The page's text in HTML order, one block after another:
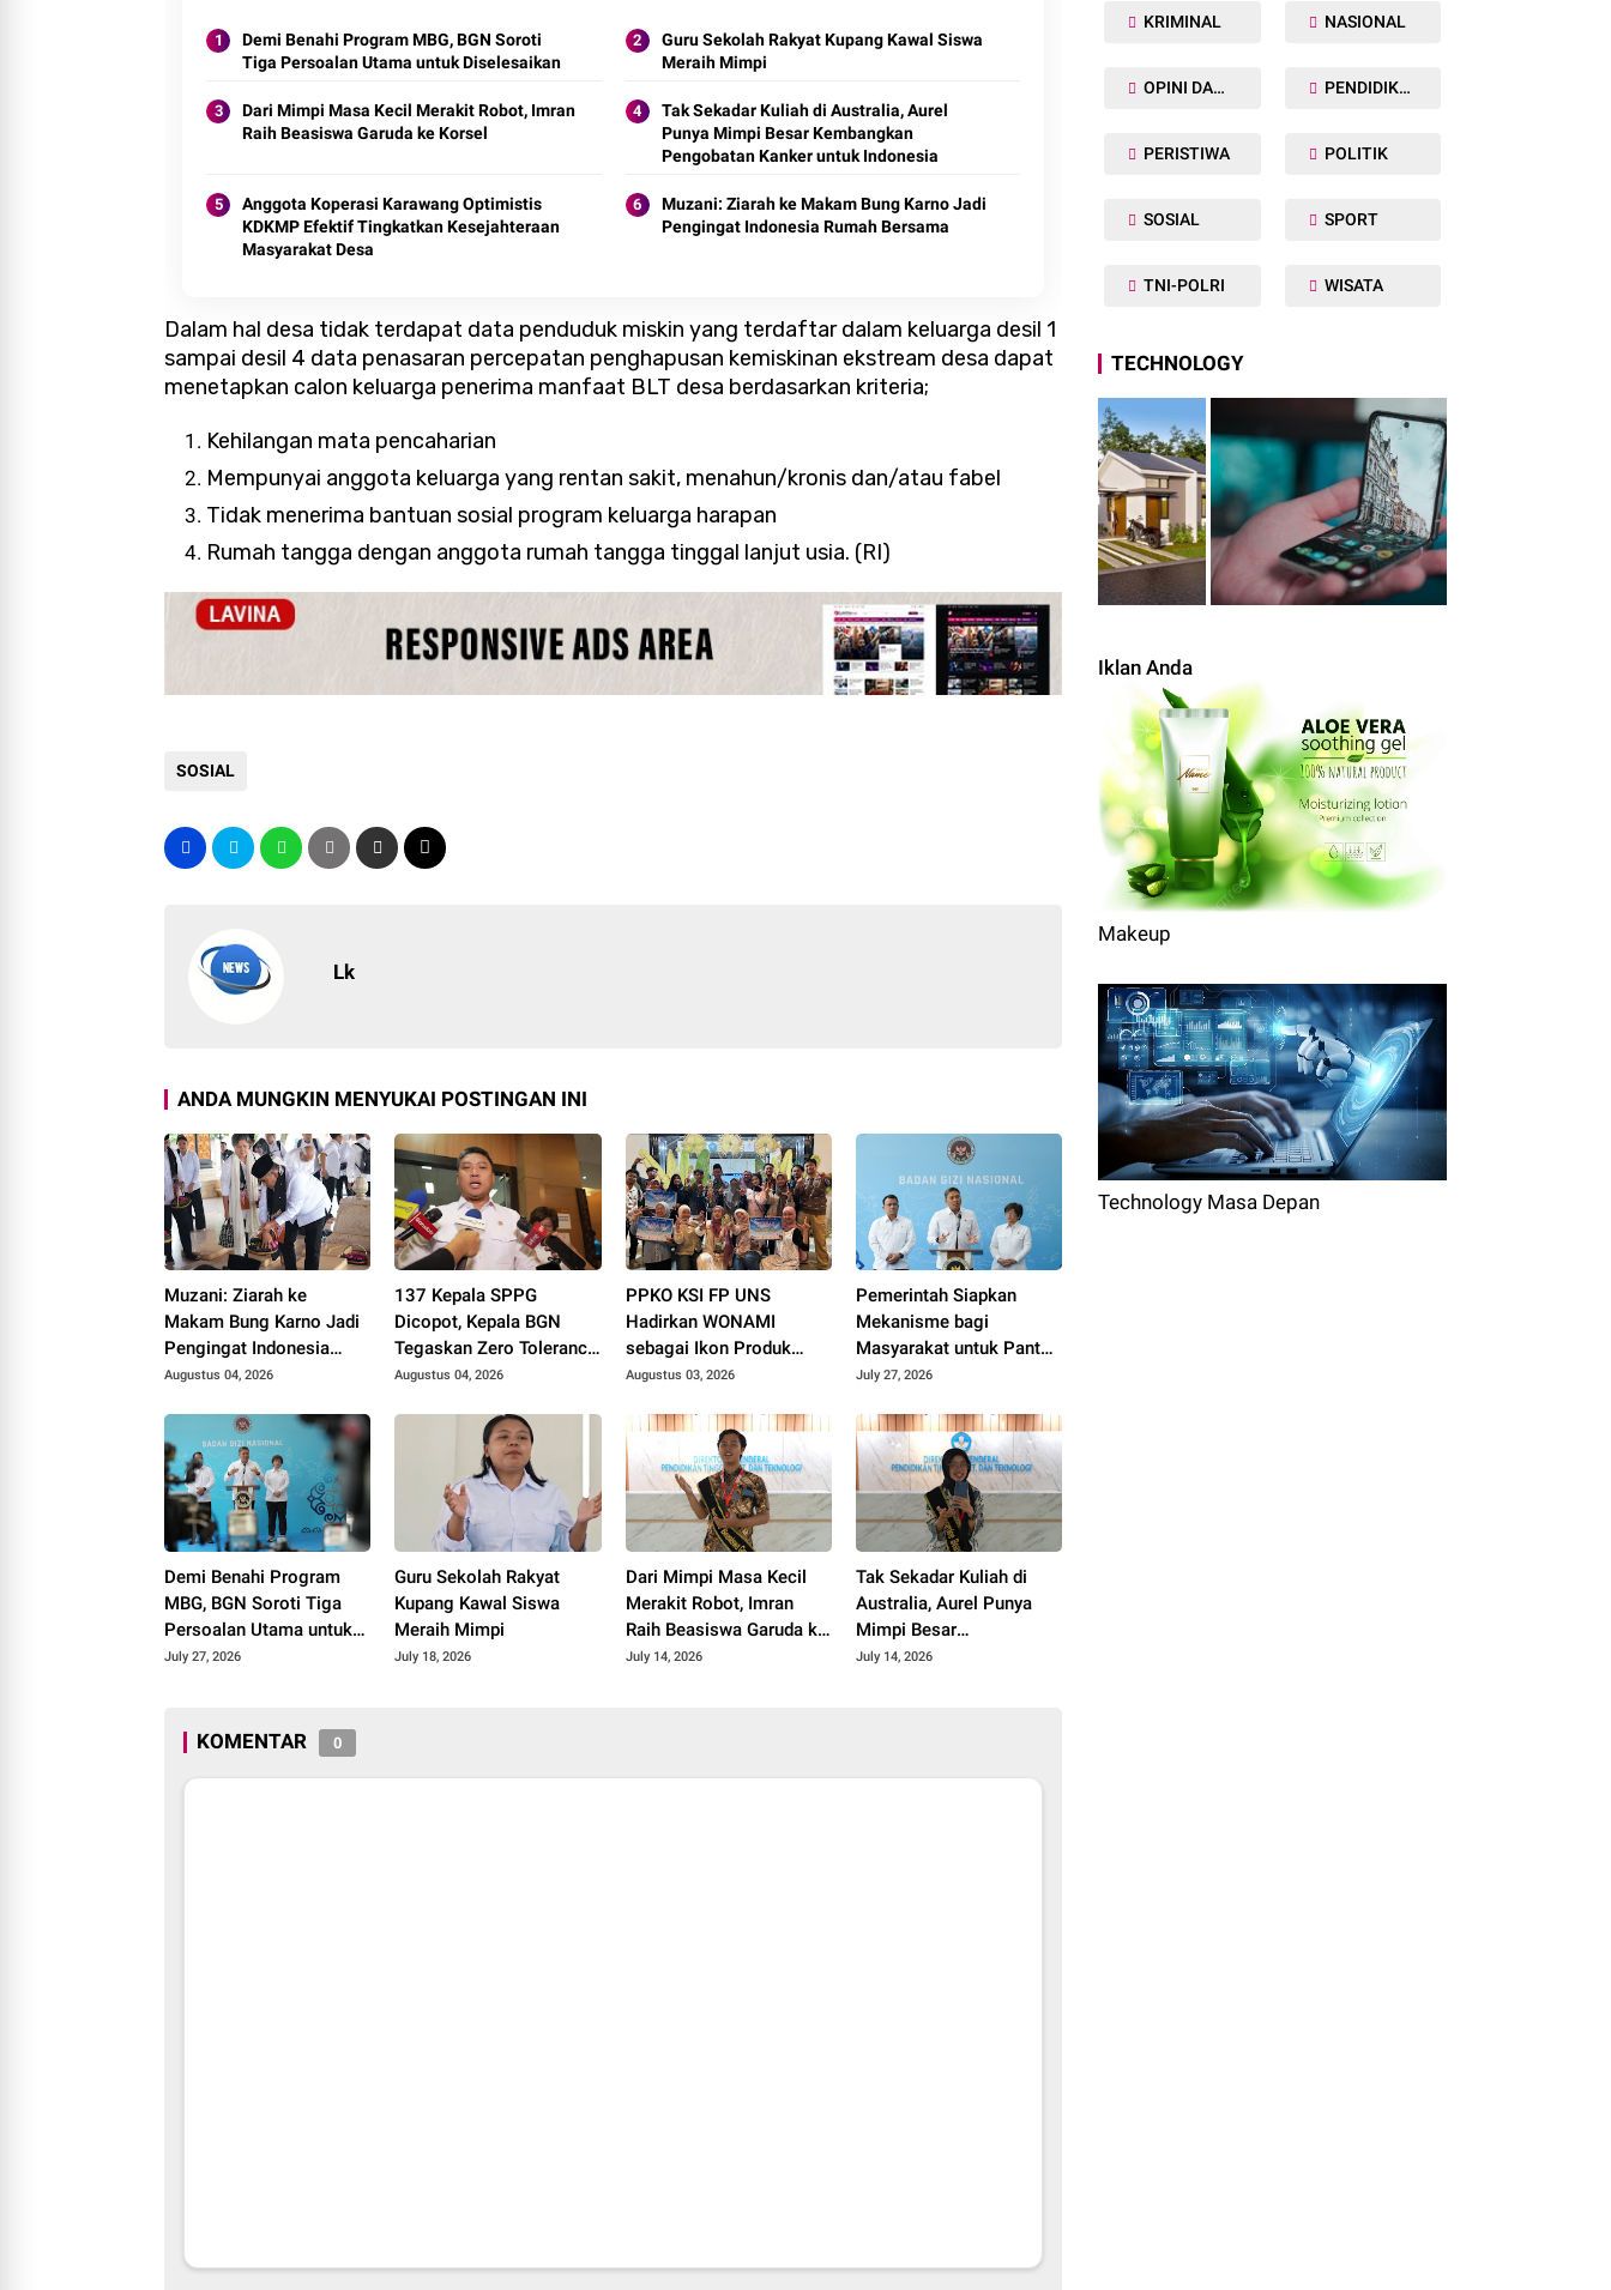
Demi Benahi Program MBG, BGN Soroti
Tiga Persoalan Utama untuk Diselesaikan
Guru Sekolah Rakyat Kupang Kawal Siswa
Meraih Mimpi
Dari Mimpi Masa Kecil Merakit Robot, Imran
Raih Beasiswa Garuda ke Korsel
Tak Sekadar Kuliah di Australia, Aurel
Punya Mimpi Besar Kembangkan
Pengobatan Kanker untuk Indonesia
Anggota Koperasi Karawang Optimistis
KDKMP Efektif Tingkatkan Kesejahteraan
Masyarakat Desa
Muzani: Ziarah ke Makam Bung Karno Jadi
Pengingat Indonesia Rumah Bersama
Dalam hal desa tidak terdapat data penduduk miskin yang terdaftar dalam keluarga desil 1
sampai desil 4 data penasaran percepatan penghapusan kemiskinan ekstream desa dapat
menetapkan calon keluarga penerima manfaat BLT desa berdasarkan kriteria;
Kehilangan mata pencaharian
Mempunyai anggota keluarga yang rentan sakit, menahun/kronis dan/atau fabel
Tidak menerima bantuan sosial program keluarga harapan
Rumah tangga dengan anggota rumah tangga tinggal lanjut usia. (RI)
SOSIAL
Lk
ANDA MUNGKIN MENYUKAI POSTINGAN INI
Muzani: Ziarah ke
Makam Bung Karno Jadi
Pengingat Indonesia
Rumah Bersama
Augustus 04, 2026
137 Kepala SPPG
Dicopot, Kepala BGN
Tegaskan Zero Tolerance
Kasus Keracunan MBG
Augustus 04, 2026
PPKO KSI FP UNS
Hadirkan WONAMI
sebagai Ikon Produk
Desa Wonorejo, Raih
Polokarto Tumoto Expo
2026
Augustus 03, 2026
Pemerintah Siapkan
Mekanisme bagi
Masyarakat untuk Pantau
Menu MBG
July 27, 2026
Demi Benahi Program
MBG, BGN Soroti Tiga
Persoalan Utama untuk
Diselesaikan
July 27, 2026
Guru Sekolah Rakyat
Kupang Kawal Siswa
Meraih Mimpi
July 18, 2026
Dari Mimpi Masa Kecil
Merakit Robot, Imran
Raih Beasiswa Garuda ke
Korsel
July 14, 2026
Tak Sekadar Kuliah di
Australia, Aurel Punya
Mimpi Besar
Kembangkan Pengobatan
July 14, 2026
KOMENTAR 0
KRIMINAL NASIONAL
OPINI DAN ARTIKEL PENDIDIKAN
PERISTIWA POLITIK
SOSIAL SPORT
TNI-POLRI WISATA
TECHNOLOGY
Iklan Anda
Makeup
Technology Masa Depan